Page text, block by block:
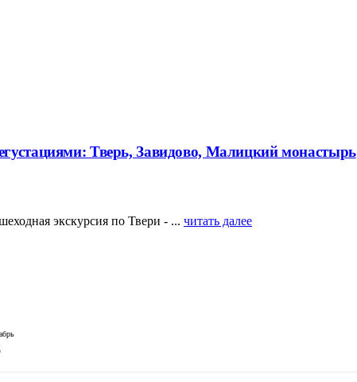
Тверь, Завидово, Малицкий монастырь
экскурсия по Твери - ... читать далее